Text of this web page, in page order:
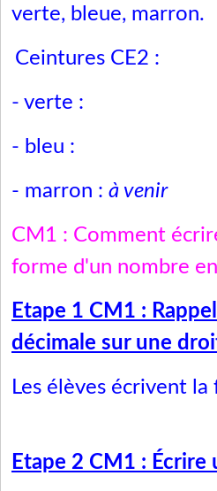
verte, bleue, marron.
Ceintures CE2 :
- verte :
- bleu :
- marron : à venir
CM1 : Comment
forme d'un nombre
Etape 1 CM1 :
décimale sur une
Les élèves écrivent
Etape 2 CM1 :